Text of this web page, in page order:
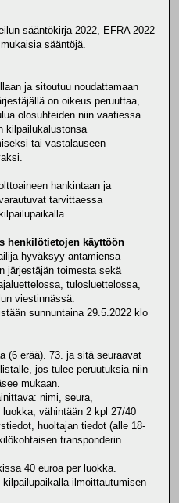
sääntökirja 2022, EFRA 2022
sääntöjä.
ja sitoutuu noudattamaan
on oikeus peruuttaa,
olosuhteiden niin vaatiessa.
kilpailukalustonsa
tai vastalauseen
hankintaan ja
tarvittaessa
henkilötietojen käyttöön
hyväksyy antamiensa
järjestäjän toimesta sekä
tulosluettelossa,
viestinnässä.
sunnuntaina 29.5.2022 klo
(6 erää). 73. ja sitä seuraavat
jos tulee peruutuksia niin
mukaan.
nimi, seura,
vähintään 2 kpl 27/40
huoltajan tiedot (alle 18-
transponderin
40 euroa per luokka.
ilmoittautumisen